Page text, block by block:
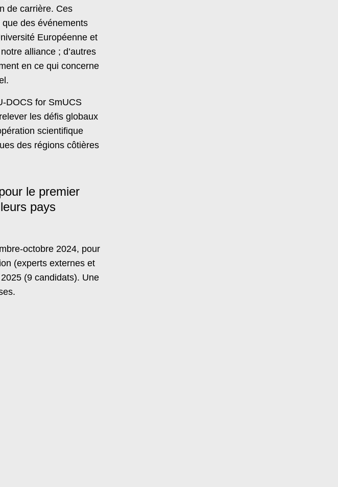
de carrière. Ces
des événements
Européenne et
alliance ; d’autres
en ce qui concerne
DOCS for SmUCS
les défis globaux
scientifique
des régions côtières
le premier
pays
octobre 2024, pour
(experts externes et
(9 candidats). Une